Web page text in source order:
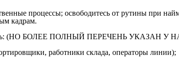
процессы; освободитесь от рутины при
кадрам.
(НО БОЛЕЕ ПОЛНЫЙ ПЕРЕЧЕНЬ
работники склада, операторы линии);